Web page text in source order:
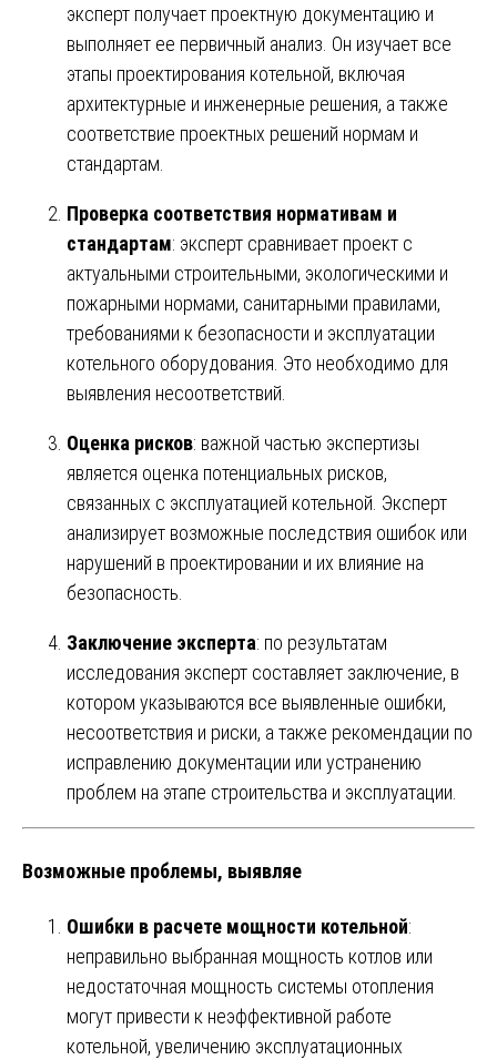
эксперт получает проектную документацию и
выполняет ее первичный анализ. Он изучает все
этапы проектирования котельной, включая
архитектурные и инженерные решения, а также
соответствие проектных решений нормам и
стандартам.
Проверка соответствия нормативам и
стандартам: эксперт сравнивает проект с
актуальными строительными, экологическими и
пожарными нормами, санитарными правилами,
требованиями к безопасности и эксплуатации
котельного оборудования. Это необходимо для
выявления несоответствий.
Оценка рисков: важной частью экспертизы
является оценка потенциальных рисков,
связанных с эксплуатацией котельной. Эксперт
анализирует возможные последствия ошибок или
нарушений в проектировании и их влияние на
безопасность.
Заключение эксперта: по результатам
исследования эксперт составляет заключение, в
котором указываются все выявленные ошибки,
несоответствия и риски, а также рекомендации по
исправлению документации или устранению
проблем на этапе строительства и эксплуатации.
Возможные проблемы, выявляе
Ошибки в расчете мощности котельной:
неправильно выбранная мощность котлов или
недостаточная мощность системы отопления
могут привести к неэффективной работе
котельной, увеличению эксплуатационных